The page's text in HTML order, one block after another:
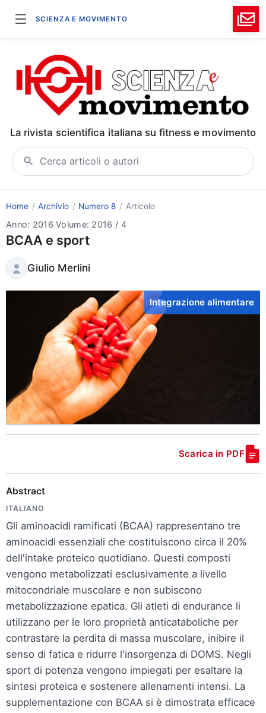
SCIENZA E MOVIMENTO
La rivista scientifica italiana su fitness e movimento
Cerca articoli o autori
Home Archivio Numero 8 Articolo
Anno: 2016 Volume: 2016 / 4
BCAA e sport
Giulio Merlini
Integrazione alimentare
Scarica in PDF
Abstract
ITALIANO
Gli aminoacidi ramificati (BCAA) rappresentano tre
aminoacidi essenziali che costituiscono circa il 20%
dell'intake proteico quotidiano. Questi composti
vengono metabolizzati esclusivamente a livello
mitocondriale muscolare e non subiscono
metabolizzazione epatica. Gli atleti di endurance li
utilizzano per le loro proprietà anticataboliche per
contrastare la perdita di massa muscolare, inibire il
senso di fatica e ridurre l'insorgenza di DOMS. Negli
sport di potenza vengono impiegati per esaltare la
sintesi proteica e sostenere allenamenti intensi. La
supplementazione con BCAA si è dimostrata efficace